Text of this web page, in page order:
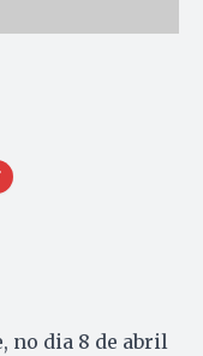
no dia 8 de abril